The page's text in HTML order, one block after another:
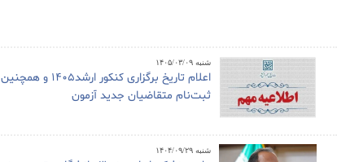
شنبه ۱۴۰۵/۰۳/۰۹
اعلام تاریخ برگزاری کنکور ارشد1405 و همچنین
ثبت‌نام متقاضیان جدید آزمون
شنبه ۱۴۰۴/۰۹/۲۹